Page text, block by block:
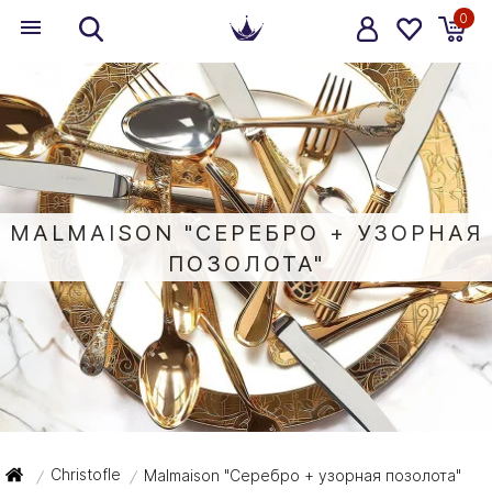
0
MALMAISON "СЕРЕБРО + УЗОРНАЯ
ПОЗОЛОТА"
/ Christofle / Malmaison "Серебро + узорная позолота"